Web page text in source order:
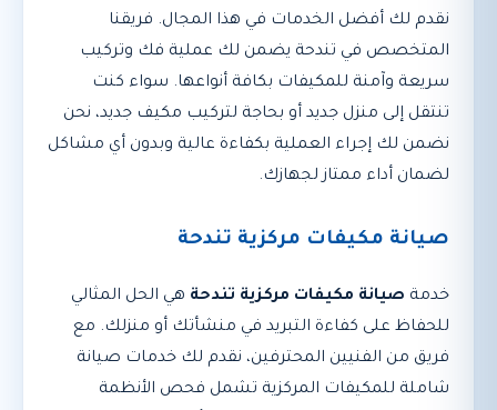
نقدم لك أفضل الخدمات في هذا المجال. فريقنا
المتخصص في تندحة يضمن لك عملية فك وتركيب
سريعة وآمنة للمكيفات بكافة أنواعها. سواء كنت
تنتقل إلى منزل جديد أو بحاجة لتركيب مكيف جديد، نحن
نضمن لك إجراء العملية بكفاءة عالية وبدون أي مشاكل
لضمان أداء ممتاز لجهازك.
صيانة مكيفات مركزية تندحة
خدمة صيانة مكيفات مركزية تندحة هي الحل المثالي
للحفاظ على كفاءة التبريد في منشأتك أو منزلك. مع
فريق من الفنيين المحترفين، نقدم لك خدمات صيانة
شاملة للمكيفات المركزية تشمل فحص الأنظمة